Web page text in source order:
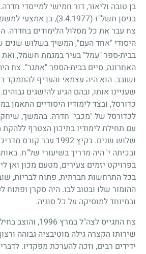
בן טובה וליאור, דור חמישי למייסדי
בניסן תשל"ז (3.4.1977)
, בן אמצעי
צח עבר את כל מסלול הלימודים בחדרה.
היסודי "אחד העם", המשיך בשלוש שנים
בבית-ספר "עמל" בעיר במגמת חשמל, ואת
האחרונה, סיים בבית-הספר "אתגר". צח
ושובב. הוא היה עצמאי והעדיף להתמקד
שעניינו אותו, ובהם הגיע להישגים
כדורסל, ובצד לימודיו היסודיים התאמן
לכדורסל של "מכבי" חדרה. בהמשך, שיחק
עם תחילת לימודיו בתיכון הצטרף ללהקת
שלוש שנים. בקיץ 1992 עבר קורס
ובכיתה י' היה מדריך בשיעורי של"ח.
בפרויקט יזמים צעירים, מטעם מכון ואן
בכל התרחשות חברתית, פתוח לבריות,
ההומור שלו ובטוב לבו. היה סקרן ופתוח
ובמיוחד למוסיקה על כל סוגיה.
צח התגייס לצה"ל במרץ 1996, והוצב
שירותו הקצרה גילה מוטיבציה גבוהה
ידידים רבים, וזכה להערכת מפקדיו.